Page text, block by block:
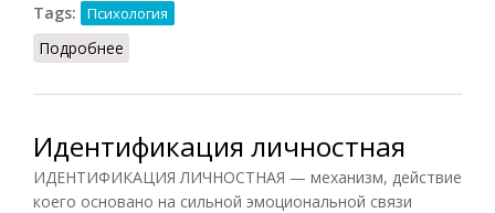
Tags:
Психология
Подробнее
Идентификация личностная
ИДЕНТИФИКАЦИЯ ЛИЧНОСТНАЯ — механизм, действие
коего основано на сильной эмоциональной связи